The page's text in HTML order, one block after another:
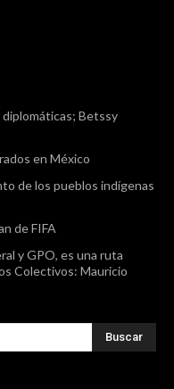
Betssy
en México
de los pueblos indígenas
de FIFA
y GPO, es una ruta
Colectivos: Mauricio
Buscar